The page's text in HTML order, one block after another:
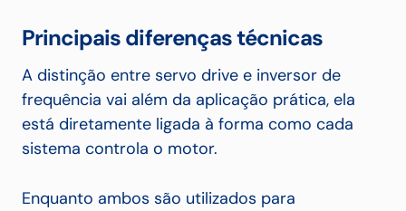
Principais diferenças técnicas
A distinção entre servo drive e inversor de
frequência vai além da aplicação prática, ela
está diretamente ligada à forma como cada
sistema controla o motor.
Enquanto ambos são utilizados para